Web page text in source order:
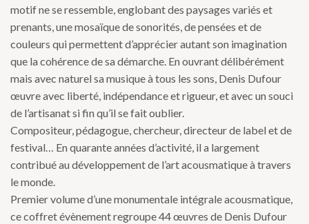
motif ne se ressemble, englobant des paysages variés et
prenants, une mosaïque de sonorités, de pensées et de
couleurs qui permettent d’apprécier autant son imagination
que la cohérence de sa démarche. En ouvrant délibérément
mais avec naturel sa musique à tous les sons, Denis Dufour
œuvre avec liberté, indépendance et rigueur, et avec un souci
de l’artisanat si fin qu’il se fait oublier.
Compositeur, pédagogue, chercheur, directeur de label et de
festival… En quarante années d’activité, il a largement
contribué au développement de l’art acousmatique à travers
le monde.
Premier volume d’une monumentale intégrale acousmatique,
ce coffret évènement regroupe 44 œuvres de Denis Dufour